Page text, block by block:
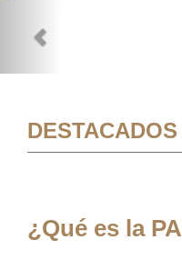
DESTACADOS
¿Qué es la